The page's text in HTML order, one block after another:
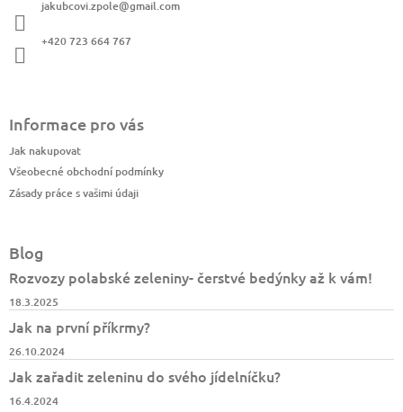
jakubcovi.zpole@gmail.com
+420 723 664 767
Informace pro vás
Jak nakupovat
Všeobecné obchodní podmínky
Zásady práce s vašimi údaji
Blog
Rozvozy polabské zeleniny- čerstvé bedýnky až k vám!
18.3.2025
Jak na první příkrmy?
26.10.2024
Jak zařadit zeleninu do svého jídelníčku?
16.4.2024